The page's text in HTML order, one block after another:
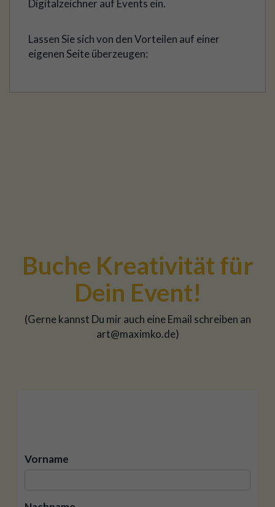
Digitalzeichner auf Events ein.
Lassen Sie sich von den Vorteilen auf einer
eigenen Seite überzeugen:
Buche Kreativität für
Dein Event!
(Gerne kannst Du mir auch eine Email schreiben an
art@maximko.de)
Vorname